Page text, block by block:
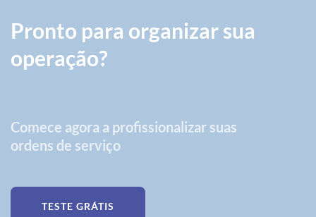
Pronto para organizar sua
operação?
Comece agora a profissionalizar suas
ordens de serviço
TESTE GRÁTIS